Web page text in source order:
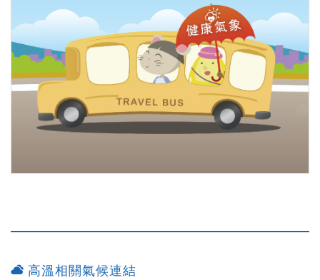
高溫相關氣候連結